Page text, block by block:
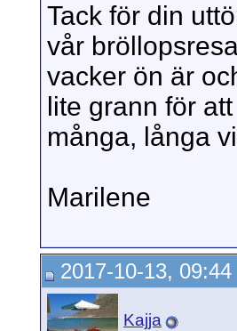
Tack för din
vår
vacker ön är
lite grann för
många, långa
Marilene
2017-10-13, 09:44
Kajja